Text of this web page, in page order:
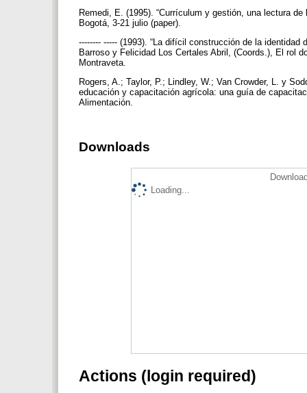
Remedi, E. (1995). “Currículum y gestión, una lectura
Bogotá, 3-21 julio (paper).
-------- ----- (1993). “La difícil construcción de la
Barroso y Felicidad Los Certales Abril, (Coords.), El rol
Montraveta.
Rogers, A.; Taylor, P.; Lindley, W.; Van Crowder, L. y
educación y capacitación agrícola: una guía de
Alimentación.
Downloads
Loading...
Actions (login required)